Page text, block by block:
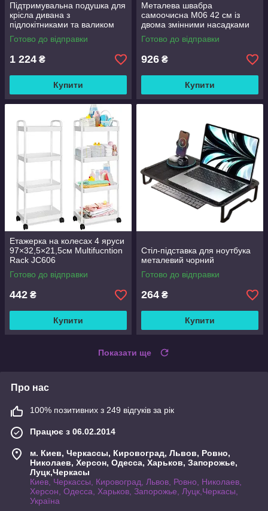
Підтримувальна подушка для
крісла дивана з
підлокітниками та валиком
Good Lucky
Готово до відправки
1 224 ₴
Купити
Металева швабра
самоочисна M06 42 см із
двома змінними насадками
Готово до відправки
926 ₴
Купити
Етажерка на колесах 4 яруси
97×32,5×21,5см Multifucntion
Rack JC606
Готово до відправки
442 ₴
Купити
Стіл-підставка для ноутбука
металевий чорний
Готово до відправки
264 ₴
Купити
Показати ще
Про нас
100% позитивних з 249 відгуків за рік
Працює з 06.02.2014
м. Киев, Черкассы, Кировоград, Львов, Ровно,
Николаев, Херсон, Одесса, Харьков, Запорожье,
Луцк,Черкасы
Киев, Черкассы, Кировоград, Львов, Ровно, Николаев,
Херсон, Одесса, Харьков, Запорожье, Луцк,Черкасы,
Україна